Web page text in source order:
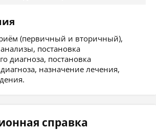
(первичный и вторичный),
постановка
диагноза, постановка
назначение лечения,
справка